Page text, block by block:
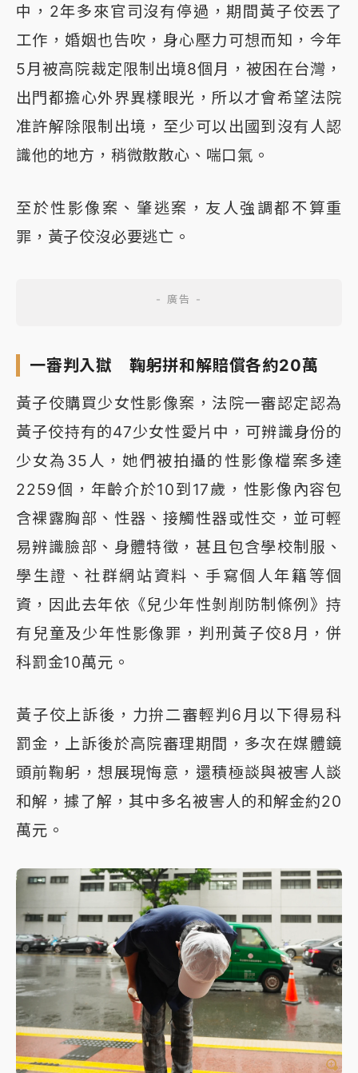
中，2年多來官司沒有停過，期間黃子佼丟了
工作，婚姻也告吹，身心壓力可想而知，今年
5月被高院裁定限制出境8個月，被困在台灣，
出門都擔心外界異樣眼光，所以才會希望法院
准許解除限制出境，至少可以出國到沒有人認
識他的地方，稍微散散心、喘口氣。
至於性影像案、肇逃案，友人強調都不算重
罪，黃子佼沒必要逃亡。
一審判入獄 鞠躬拼和解賠償各約20萬
黃子佼購買少女性影像案，法院一審認定認為
黃子佼持有的47少女性愛片中，可辨識身份的
少女為35人，她們被拍攝的性影像檔案多達
2259個，年齡介於10到17歲，性影像內容包
含裸露胸部、性器、接觸性器或性交，並可輕
易辨識臉部、身體特徵，甚且包含學校制服、
學生證、社群網站資料、手寫個人年籍等個
資，因此去年依《兒少年性剝削防制條例》持
有兒童及少年性影像罪，判刑黃子佼8月，併
科罰金10萬元。
黃子佼上訴後，力拚二審輕判6月以下得易科
罰金，上訴後於高院審理期間，多次在媒體鏡
頭前鞠躬，想展現悔意，還積極談與被害人談
和解，據了解，其中多名被害人的和解金約20
萬元。